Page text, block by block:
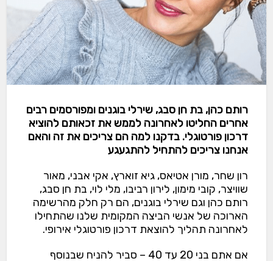
רותם כהן, בת חן סבג, שירלי בוגנים ומפורסמים רבים
אחרים החליטו לאחרונה לממש את זכאותם להוציא
דרכון פורטוגלי. בדקנו למה הם צריכים את זה והאם
אנחנו צריכים להתחיל להתגעגע
רון שחר, מורן אטיאס, גיא זוארץ, אקי אבני, מאור
שוויצר, קובי מימון, לירון רביבו, מלי לוי, בת חן סבג,
רותם כהן וגם שירלי בוגנים, הם רק חלק מהרשימה
הארוכה של אנשי הביצה המקומית שלנו שהתחילו
לאחרונה תהליך להוצאת דרכון פורטוגלי אירופי.
אם אתם בני 20 עד 40 – סביר להניח שבנוסף